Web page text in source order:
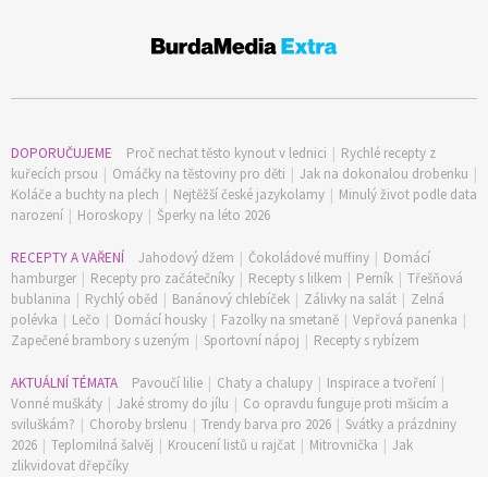
DOPORUČUJEME Proč nechat těsto kynout v lednici | Rychlé recepty z
kuřecích prsou | Omáčky na těstoviny pro děti | Jak na dokonalou drobenku |
Koláče a buchty na plech | Nejtěžší české jazykolamy | Minulý život podle data
narození | Horoskopy | Šperky na léto 2026
RECEPTY A VAŘENÍ Jahodový džem | Čokoládové muffiny | Domácí
hamburger | Recepty pro začátečníky | Recepty s lilkem | Perník | Třešňová
bublanina | Rychlý oběd | Banánový chlebíček | Zálivky na salát | Zelná
polévka | Lečo | Domácí housky | Fazolky na smetaně | Vepřová panenka |
Zapečené brambory s uzeným | Sportovní nápoj | Recepty s rybízem
AKTUÁLNÍ TÉMATA Pavoučí lilie | Chaty a chalupy | Inspirace a tvoření |
Vonné muškáty | Jaké stromy do jílu | Co opravdu funguje proti mšicím a
sviluškám? | Choroby brslenu | Trendy barva pro 2026 | Svátky a prázdniny
2026 | Teplomilná šalvěj | Kroucení listů u rajčat | Mitrovnička | Jak
zlikvidovat dřepčíky